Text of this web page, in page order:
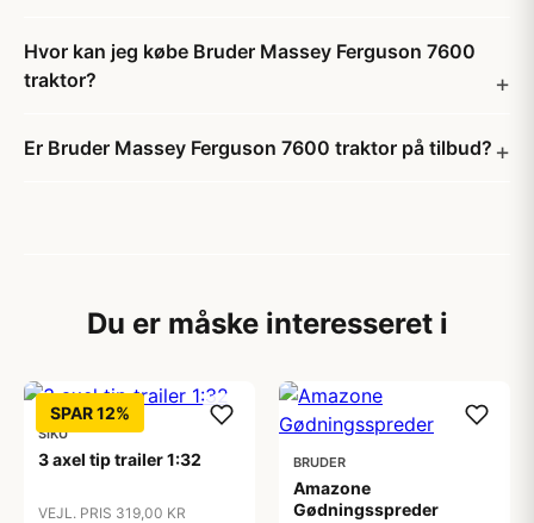
Hvor kan jeg købe Bruder Massey Ferguson 7600
traktor?
Er Bruder Massey Ferguson 7600 traktor på tilbud?
Du er måske interesseret i
SPAR 12%
SIKU
3 axel tip trailer 1:32
VEJL. PRIS 319,00 KR
BRUDER
Amazone
Gødningsspreder